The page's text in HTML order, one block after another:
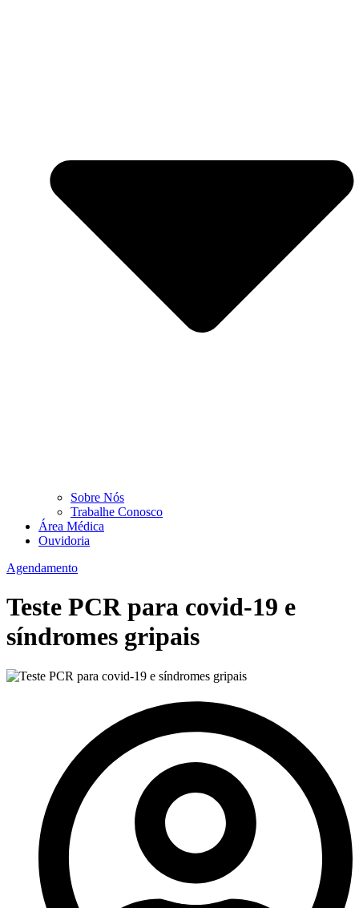
Sobre Nós
Trabalhe Conosco
Área Médica
Ouvidoria
Agendamento
Teste PCR para covid-19 e
síndromes gripais